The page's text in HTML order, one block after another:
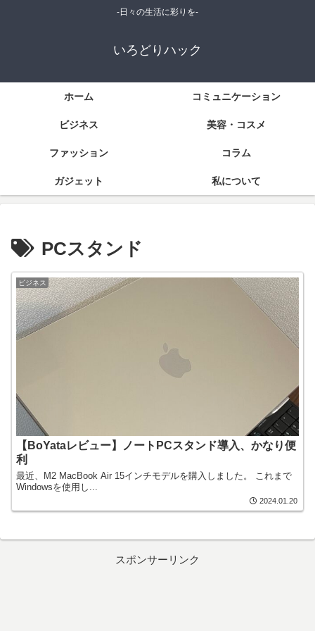
-日々の生活に彩りを-
いろどりハック
ホーム コミュニケーション
ビジネス 美容・コスメ
ファッション コラム
ガジェット 私について
PCスタンド
ビジネス
【BoYataレビュー】ノートPCスタンド導入、かなり便
利
最近、M2 MacBook Air 15インチモデルを購入しました。 これまで
Windowsを使用し...
2024.01.20
スポンサーリンク